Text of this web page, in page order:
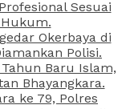
Sesuai
Okerbaya di
Polisi.
Baru Islam,
Bhayangkara.
ke 79, Polres